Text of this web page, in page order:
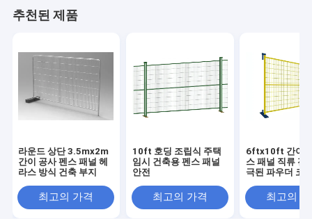
추천된 제품
라운드 상단 3.5mx2m
간이 공사 펜스 패널 헤
라스 방식 건축 부지
최고의 가격
10ft 호딩 조립식 주택
임시 건축용 펜스 패널
안전
최고의 가격
6ftx10ft 간이
스 패널 직류 전
극된 파우더 코
최고의